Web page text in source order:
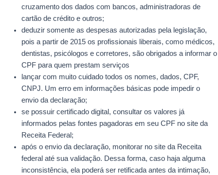
cruzamento dos dados com bancos, administradoras de
cartão de crédito e outros;
deduzir somente as despesas autorizadas pela legislação,
pois a partir de 2015 os profissionais liberais, como médicos,
dentistas, psicólogos e corretores, são obrigados a informar o
CPF para quem prestam serviços
lançar com muito cuidado todos os nomes, dados, CPF,
CNPJ. Um erro em informações básicas pode impedir o
envio da declaração;
se possuir certificado digital, consultar os valores já
informados pelas fontes pagadoras em seu CPF no site da
Receita Federal;
após o envio da declaração, monitorar no site da Receita
federal até sua validação. Dessa forma, caso haja alguma
inconsistência, ela poderá ser retificada antes da intimação,